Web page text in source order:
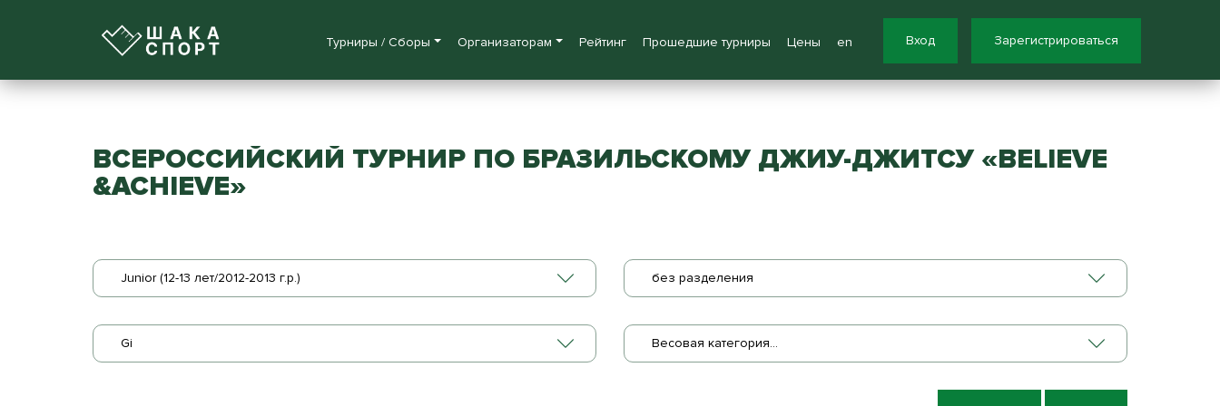
Турниры / Сборы Организаторам Рейтинг Прошедшие турниры Цены en Вход Зарегистрироваться
ВСЕРОССИЙСКИЙ ТУРНИР ПО БРАЗИЛЬСКОМУ ДЖИУ-ДЖИТСУ «BELIEVE
&ACHIEVE»
Junior (12-13 лет/2012-2013 г.р.) без разделения
Gi Весовая категория...